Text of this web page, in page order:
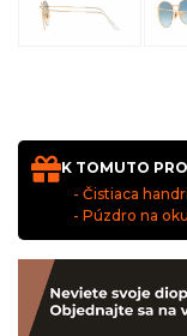
K TOMUTO
- Čistiaca
- Púzdro na